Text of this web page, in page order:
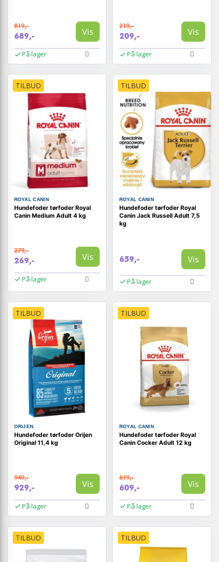
819,-
689,- Vis
På lager
219,-
209,- Vis
På lager
TILBUD
ROYAL CANIN
Hundefoder tørfoder Royal
Canin Medium Adult 4 kg
279,-
269,- Vis
På lager
TILBUD
ROYAL CANIN
Hundefoder tørfoder Royal
Canin Jack Russell Adult 7,5
kg
659,- Vis
På lager
TILBUD
ORIJEN
Hundefoder tørfoder Orijen
Original 11,4 kg
949,-
929,- Vis
På lager
TILBUD
ROYAL CANIN
Hundefoder tørfoder Royal
Canin Cocker Adult 12 kg
619,-
609,- Vis
På lager
TILBUD TILBUD